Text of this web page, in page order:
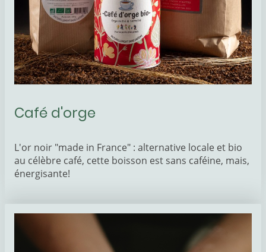
Café d'orge
L'or noir "made in France" : alternative locale et bio
au célèbre café, cette boisson est sans caféine, mais,
énergisante!